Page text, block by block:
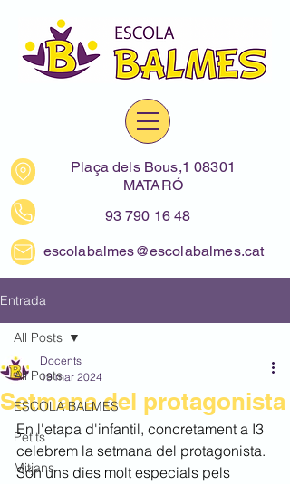
Plaça dels Bous,1 08301
MATARÓ
93 790 16 48
escolabalmes@escolabalmes.cat
Entrada
All Posts
ESCOLA BALMES
Petits
Mitjans
All Posts
Setmana del protagonista
Docents
19 mar 2024
En l'etapa d'infantil, concretament a I3
celebrem la setmana del protagonista.
Són uns dies molt especials pels